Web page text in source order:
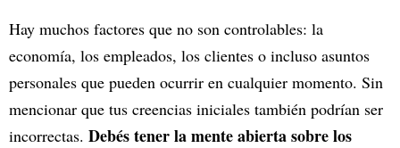
Hay muchos factores que no son controlables: la
economía, los empleados, los clientes o incluso asuntos
personales que pueden ocurrir en cualquier momento. Sin
mencionar que tus creencias iniciales también podrían ser
incorrectas. Debés tener la mente abierta sobre los